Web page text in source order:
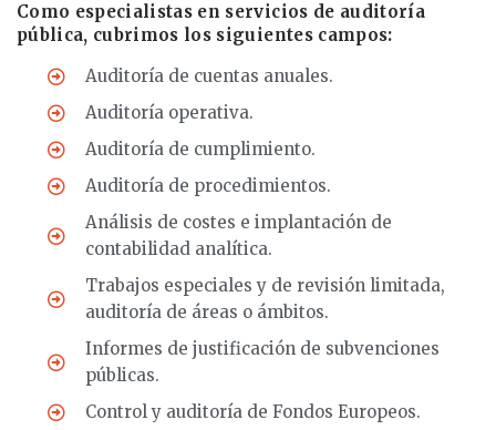
Como especialistas en servicios de auditoría
pública, cubrimos los siguientes campos:
Auditoría de cuentas anuales.
Auditoría operativa.
Auditoría de cumplimiento.
Auditoría de procedimientos.
Análisis de costes e implantación de
contabilidad analítica.
Trabajos especiales y de revisión limitada,
auditoría de áreas o ámbitos.
Informes de justificación de subvenciones
públicas.
Control y auditoría de Fondos Europeos.